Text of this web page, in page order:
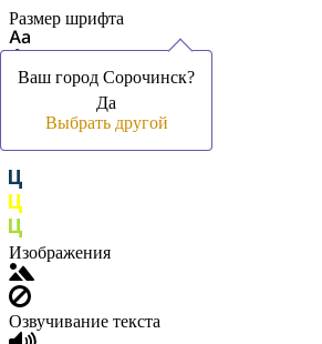
Размер шрифта
Цвет фона и шрифта
Изображения
Озвучивание текста
Ваш город Сорочинск?
Да
Выбрать другой
Ваш город Сорочинск?
Да
Выбрать другой